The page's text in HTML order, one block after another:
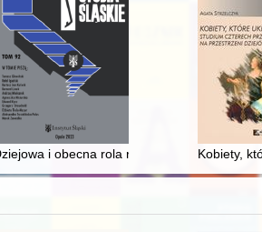
photographs from the trail of the
i obecna rola rzeki w życiuKobiety,